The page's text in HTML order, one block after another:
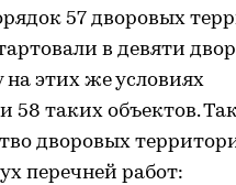
57 дворовых
в девяти
этих же условиях
58 таких объектов.
дворовых
перечней работ: